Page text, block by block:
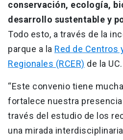
conservación, ecología,
desarrollo sustentable y
Todo esto, a través de la
parque a la Red de Centros
Regionales (RCER) de la UC.
“Este convenio tiene
fortalece nuestra
través del estudio de los
una mirada